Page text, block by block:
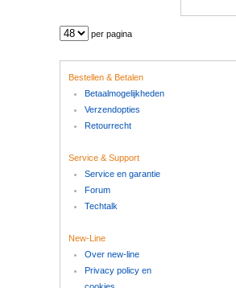
per pagina
Bestellen & Betalen
Betaalmogelijkheden
Verzendopties
Retourrecht
Service & Support
Service en garantie
Forum
Techtalk
New-Line
Over new-line
Privacy policy en